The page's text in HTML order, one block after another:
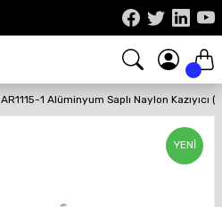
AR1115-1 Alüminyum Saplı Naylon Kazıyıcı
YENİ